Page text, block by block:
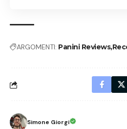
ARGOMENTI: Panini Reviews
Simone Giorgi